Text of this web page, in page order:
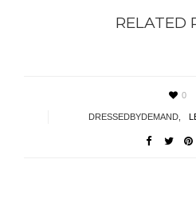
RELATED
0
DRESSEDBYDEMAND,